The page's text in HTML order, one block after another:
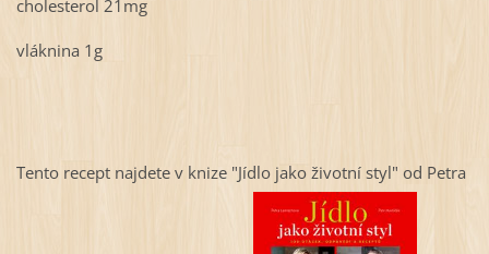
cholesterol 21mg
vláknina 1g
Tento recept najdete v knize "Jídlo jako životní styl" od Petra